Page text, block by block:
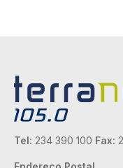
Tel: 234 390 100 Fax: